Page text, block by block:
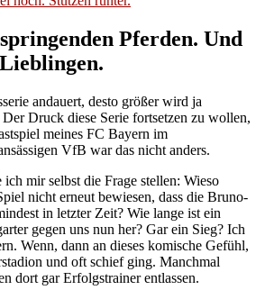
Pferden. Und
andauert, desto größer wird ja
Druck diese Serie fortsetzen zu wollen,
meines FC Bayern im
VfB war das nicht anders.
ich mir selbst die Frage stellen: Wieso
nicht erneut bewiesen, dass die Bruno-
in letzter Zeit? Wie lange ist ein
gegen uns nun her? Gar ein Sieg? Ich
Wenn, dann an dieses komische Gefühl,
und oft schief ging. Manchmal
dort gar Erfolgstrainer entlassen.